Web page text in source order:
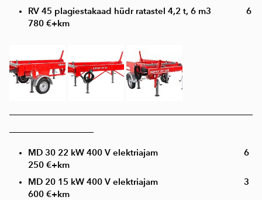
RV 45 plagiestakaad hüdr ratastel 4,2 t, 6 m3 6
780 €+km
MD 30 22 kW 400 V elektriajam 6
250 €+km
MD 20 15 kW 400 V elektriajam 3
600 €+km